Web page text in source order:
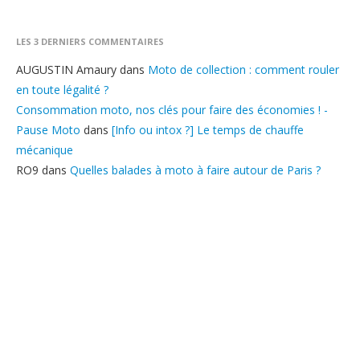
LES 3 DERNIERS COMMENTAIRES
AUGUSTIN Amaury dans Moto de collection : comment rouler
en toute légalité ?
Consommation moto, nos clés pour faire des économies ! -
Pause Moto dans [Info ou intox ?] Le temps de chauffe
mécanique
RO9 dans Quelles balades à moto à faire autour de Paris ?